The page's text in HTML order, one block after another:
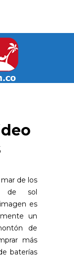
de los
de sol
es
un
de
más
baterías